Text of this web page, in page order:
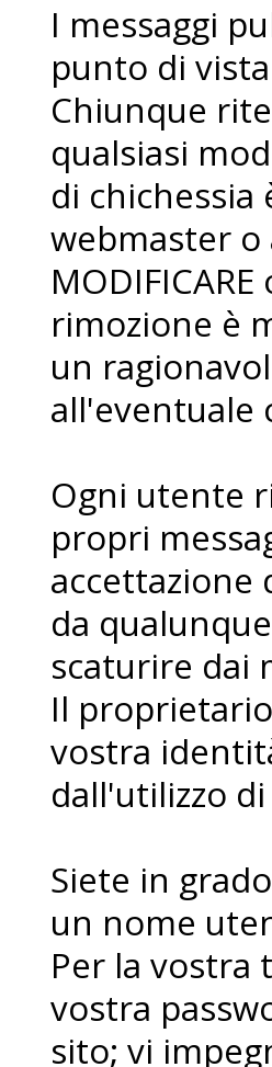
I messaggi
punto di
Chiunque
qualsiasi
di
webmaster
rimozione è
un
all'eventuale
Ogni utente
propri
da
scaturire dai
Il
vostra
dall'utilizzo
Siete in
un nome
Per la vostra
vostra
sito; vi